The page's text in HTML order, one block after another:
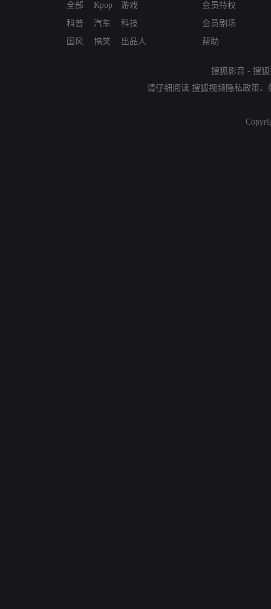
全部
科普
国风
Kpop
汽车
搞笑
游戏
科技
出品人
会员特权
会员剧场
帮助
搜狐影音 - 搜
请仔细阅读 搜狐视频隐私政策、